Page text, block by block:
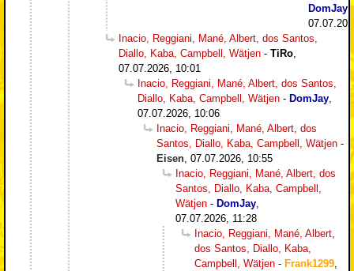
DomJay ,
Inacio, Reggiani, Mané, Albert, dos Santos,
Diallo, Kaba, Campbell, Wätjen - TiRo
07.07.2026, 10:01
Inacio, Reggiani, Mané, Albert, dos Santos,
Diallo, Kaba, Campbell, Wätjen - DomJay
07.07.2026, 10:06
Inacio, Reggiani, Mané, Albert, dos
Santos, Diallo, Kaba, Campbell, Wätjen -
Eisen 07.07.2026, 10:55
Inacio, Reggiani, Mané, Albert, dos
Santos, Diallo, Kaba, Campbell,
Wätjen - DomJay
07.07.2026, 11:28
Inacio, Reggiani, Mané, Albert,
dos Santos, Diallo, Kaba,
Campbell, Wätjen - Frank1299